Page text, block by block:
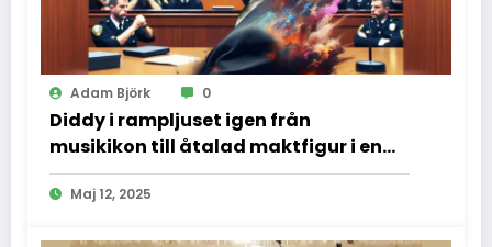
Adam Björk 0
Diddy i rampljuset igen från
musikikon till åtalad maktfigur i en
dramatisk rättssal
Maj 12, 2025